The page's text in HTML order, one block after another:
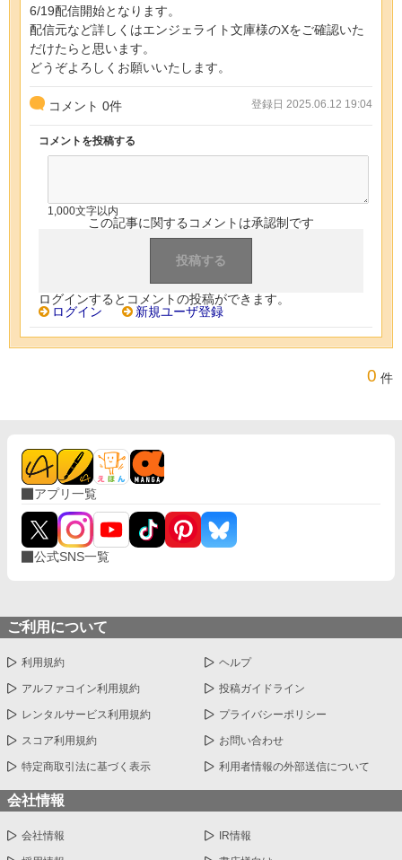
6/19配信開始となります。
配信元など詳しくはエンジェライト文庫様のXをご確認いた
だけたらと思います。
どうぞよろしくお願いいたします。
コメント 0件 登録日 2025.06.12 19:04
コメントを投稿する
1,000文字以内
この記事に関するコメントは承認制です
ログインするとコメントの投稿ができます。
ログイン
新規ユーザ登録
0 件
アプリ一覧
公式SNS一覧
ご利用について
利用規約 ヘルプ
アルファコイン利用規約 投稿ガイドライン
レンタルサービス利用規約 プライバシーポリシー
スコア利用規約 お問い合わせ
特定商取引法に基づく表示 利用者情報の外部送信について
会社情報
会社情報 IR情報